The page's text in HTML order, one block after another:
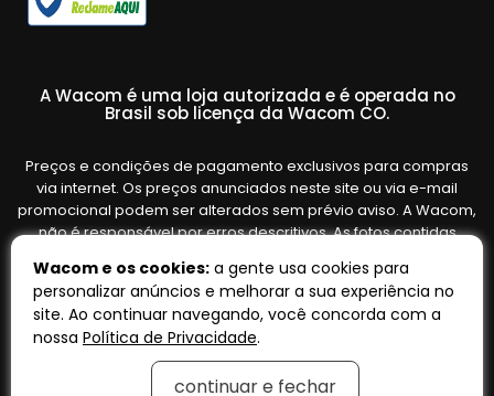
A Wacom é uma loja autorizada e é operada no
Brasil sob licença da Wacom CO.
Preços e condições de pagamento exclusivos para compras
via internet. Os preços anunciados neste site ou via e-mail
promocional podem ser alterados sem prévio aviso. A Wacom,
não é responsável por erros descritivos. As fotos contidas
variar de acordo com o fornecedor/lote do fabricante. Ofertas
válidas até o término de nossos estoques. Vendas sujeitas à
análise e confirmação de dados.
Wacom e os cookies: a gente usa cookies para
personalizar anúncios e melhorar a sua experiência no
site. Ao continuar navegando, você concorda com a
nossa Política de Privacidade.
continuar e fechar